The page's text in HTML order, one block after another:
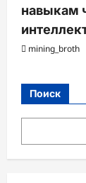
навыкам
mining_broth
Поиск